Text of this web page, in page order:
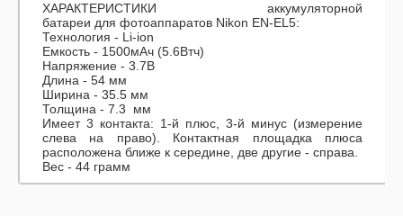
ХАРАКТЕРИСТИКИ аккумуляторной
батареи для фотоаппаратов Nikon EN-EL5:
Технология - Li-ion
Емкость - 1500мАч (5.6Втч)
Напряжение - 3.7В
Длина - 54 мм
Ширина - 35.5 мм
Толщина - 7.3 мм
Имеет 3 контакта: 1-й плюс, 3-й минус (измерение
слева на право). Контактная площадка плюса
расположена ближе к середине, две другие - справа.
Вес - 44 грамм